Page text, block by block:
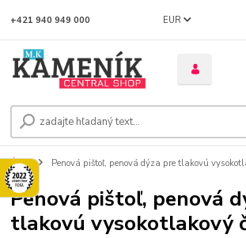
EUR
+421 940 949 000
Úvod Penová pištoľ, penová dýza pre tlakovú
Penová pištoľ, penová
tlakovú vysokotlakový